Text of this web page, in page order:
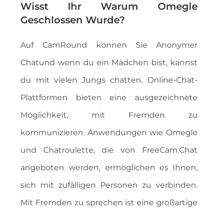
Wisst Ihr Warum Omegle
Geschlossen Wurde?
Auf CamRound können Sie Anonymer
Chatund wenn du ein Mädchen bist, kannst
du mit vielen Jungs chatten. Online-Chat-
Plattformen bieten eine ausgezeichnete
Möglichkeit, mit Fremden zu
kommunizieren. Anwendungen wie Omegle
und Chatroulette, die von FreeCam.Chat
angeboten werden, ermöglichen es Ihnen,
sich mit zufälligen Personen zu verbinden.
Mit Fremden zu sprechen ist eine großartige